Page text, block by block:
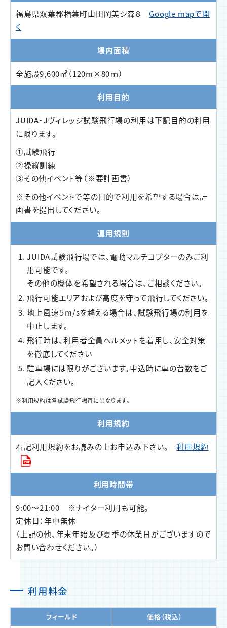
福島県双葉郡楢葉町山田岡美シ森８ Google mapで開
く
場内面積
全施設9,600㎡（120m×80ｍ）
利用目的
JUIDA・Jヴィレッジ試験飛行場の利用は下記目的の利用
に限ります。
①試験飛行
②操縦訓練
③その他イベント等（※要計画書）
※その他イベントで等の目的で利用を希望する場合は計
画書を提出してください。
運用規則
JUIDA試験飛行場では、電動マルチコプターのみご利
用可能です。
その他の機体を希望される場合は、ご相談ください。
飛行可能エリアおよび高度を守って飛行してください。
地上風速５m/sを越える場合は、試験飛行場の利用を
中止します。
飛行時は、利用者全員ヘルメットを着用し、安全対策
を徹底してください
駐車場には限りがございます。申込時に車の台数をご
記入ください。
※利用規約は各試験飛行場毎に異なります。
利用規約
右記利用規約をお読みの上お申込み下さい。利用規約
利用時間帯
9:00～21:00 ※ナイター利用も可能。
定休日：年中無休
（上記の他、年末年始及び夏季の休業日がございますので
お問い合わせください。）
利用料金
フィールド 価格（税込）